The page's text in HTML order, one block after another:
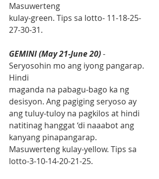
Masuwerteng
kulay-green. Tips sa lotto- 11-18-25-
27-30-31.
GEMINI (May 21-June 20) -
Seryosohin mo ang iyong pangarap.
Hindi
maganda na pabagu-bago ka ng
desisyon. Ang pagiging seryoso ay
ang tuluy-tuloy na pagkilos at hindi
natitinag hanggat ‘di naaabot ang
kanyang pinapangarap.
Masuwerteng kulay-yellow. Tips sa
lotto-3-10-14-20-21-25.